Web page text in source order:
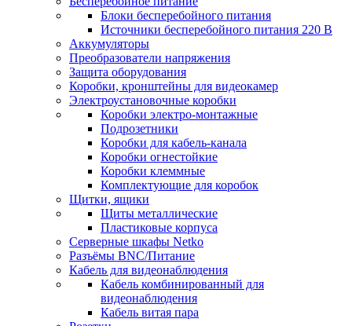
Блоки бесперебойного питания
Источники бесперебойного питания 220 В
Аккумуляторы
Преобразователи напряжения
Защита оборудования
Коробки, кронштейны для видеокамер
Электроустановочные коробки
Коробки электро-монтажные
Подрозетники
Коробки для кабель-канала
Коробки огнестойкие
Коробки клеммные
Комплектующие для коробок
Щитки, ящики
Щиты металлические
Пластиковые корпуса
Серверные шкафы Netko
Разъёмы BNC/Питание
Кабель для видеонаблюдения
Кабель комбинированный для
видеонаблюдения
Кабель витая пара